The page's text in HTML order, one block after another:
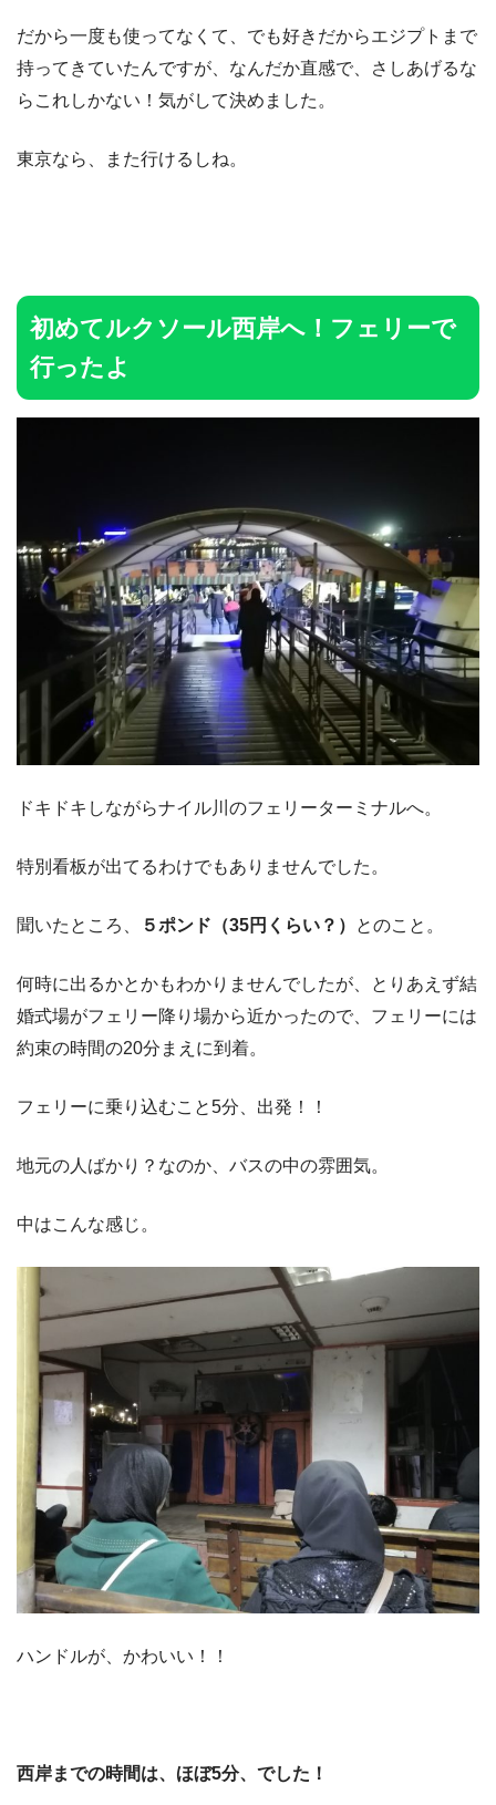
だから一度も使ってなくて、でも好きだからエジプトまで
持ってきていたんですが、なんだか直感で、さしあげるな
らこれしかない！気がして決めました。
東京なら、また行けるしね。
初めてルクソール西岸へ！フェリーで
行ったよ
ドキドキしながらナイル川のフェリーターミナルへ。
特別看板が出てるわけでもありませんでした。
聞いたところ、 ５ポンド（35円くらい？） とのこと。
何時に出るかとかもわかりませんでしたが、とりあえず結
婚式場がフェリー降り場から近かったので、フェリーには
約束の時間の20分まえに到着。
フェリーに乗り込むこと5分、出発！！
地元の人ばかり？なのか、バスの中の雰囲気。
中はこんな感じ。
ハンドルが、かわいい！！
西岸までの時間は、ほぼ5分、でした！